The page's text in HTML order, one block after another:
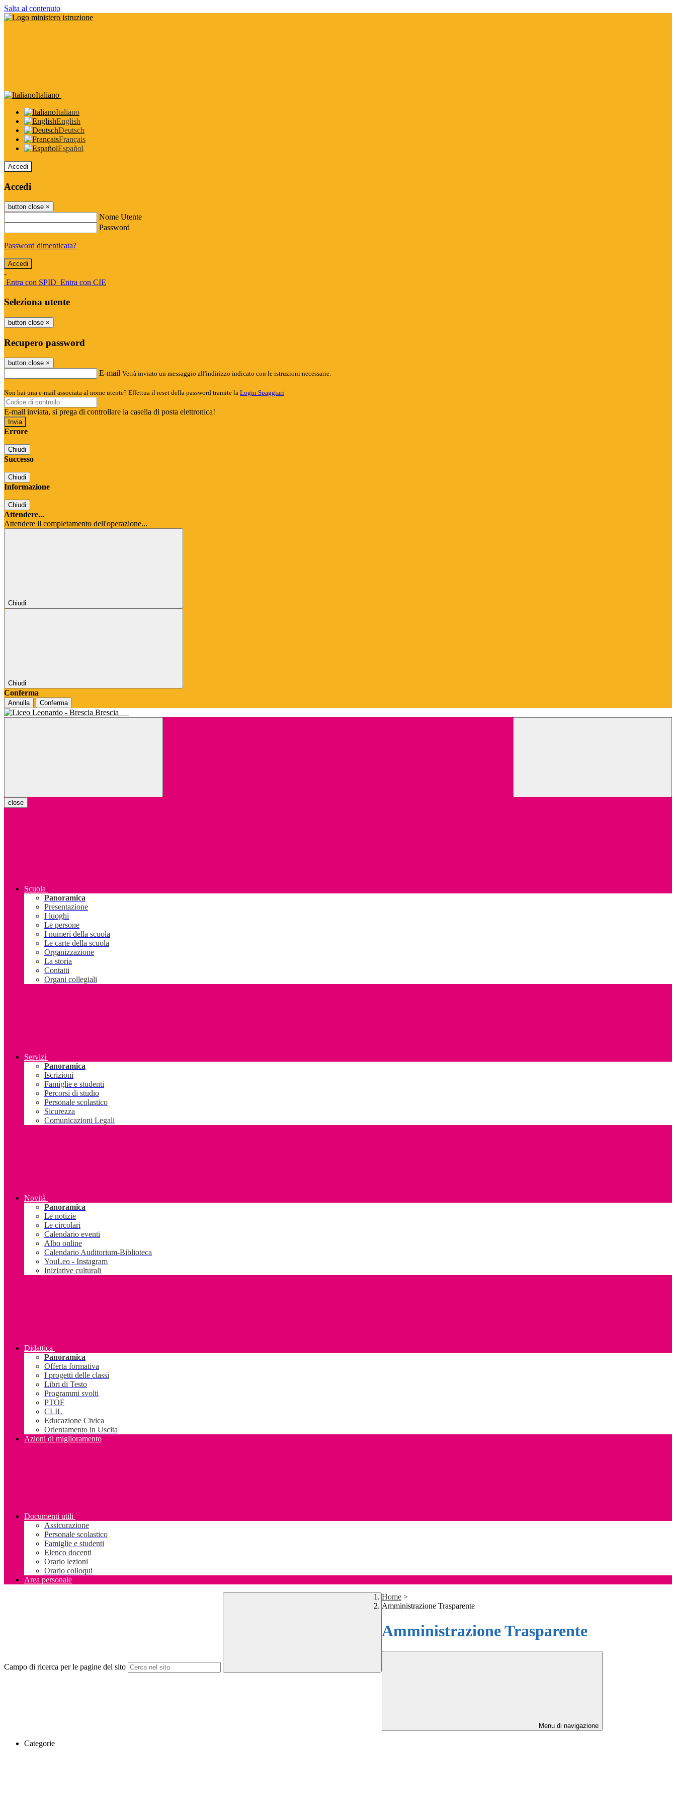
Salta al contenuto
Italiano
Italiano
English
Deutsch
Français
Español
Accedi
Accedi
button close ×
Nome Utente
Password
Password dimenticata?
-
Entra con SPID Entra con CIE
Seleziona utente
button close ×
Recupero password
button close ×
E-mail Verrà inviato un messaggio all'indirizzo indicato con le istruzioni necessarie.
Non hai una e-mail associata al nome utente? Effettua il reset della password tramite la Login Spaggiari
E-mail inviata, si prega di controllare la casella di posta elettronica!
Errore
Chiudi
Successo
Chiudi
Informazione
Chiudi
Attendere...
Attendere il completamento dell'operazione...
Chiudi
Chiudi
Conferma
Annulla Conferma
Brescia
close
Scuola
Panoramica
Presentazione
I luoghi
Le persone
I numeri della scuola
Le carte della scuola
Organizzazione
La storia
Contatti
Organi collegiali
Servizi
Panoramica
Iscrizioni
Famiglie e studenti
Percorsi di studio
Personale scolastico
Sicurezza
Comunicazioni Legali
Novità
Panoramica
Le notizie
Le circolari
Calendario eventi
Albo online
Calendario Auditorium-Biblioteca
YouLeo - Instagram
Iniziative culturali
Didattica
Panoramica
Offerta formativa
I progetti delle classi
Libri di Testo
Programmi svolti
PTOF
CLIL
Educazione Civica
Orientamento in Uscita
Azioni di miglioramento
Documenti utili
Assicurazione
Personale scolastico
Famiglie e studenti
Elenco docenti
Orario lezioni
Orario colloqui
Area personale
Campo di ricerca per le pagine del sito
Home >
Amministrazione Trasparente
Amministrazione Trasparente
Menu di navigazione
Categorie